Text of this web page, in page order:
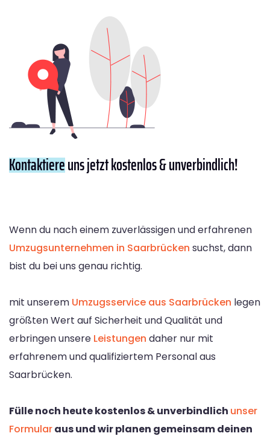
Kontaktiereuns jetzt kostenlos & unverbindlich!
Wenn du nach einem zuverlässigen und erfahrenen
Umzugsunternehmen in Saarbrücken suchst, dann
bist du bei uns genau richtig.
mit unserem Umzugsservice aus Saarbrücken legen
größten Wert auf Sicherheit und Qualität und
erbringen unsere Leistungen daher nur mit
erfahrenem und qualifiziertem Personal aus
Saarbrücken.
Fülle noch heute kostenlos & unverbindlich unser
Formularaus und wir planen gemeinsam deinen